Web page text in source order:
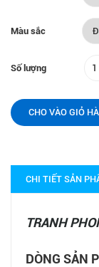
Màu sắc
Số lượng
CHO VÀO GIỎ
CHI TIẾT SẢN
TRANH
DÒNG SẢN